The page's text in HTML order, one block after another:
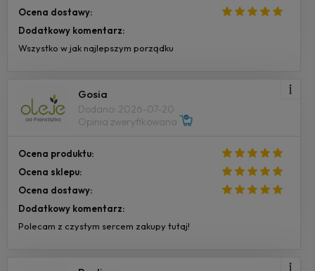
Ocena dostawy:
Dodatkowy komentarz:
Wszystko w jak najlepszym porządku
Gosia
Dodano: 2026-07-20
Opinia zweryfikowana
Ocena produktu:
Ocena sklepu:
Ocena dostawy:
Dodatkowy komentarz:
Polecam z czystym sercem zakupy tutaj!